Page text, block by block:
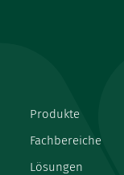
Produkte
Fachbereiche
Lösungen